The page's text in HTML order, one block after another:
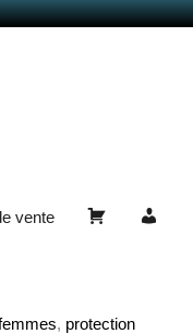
vente
, protection